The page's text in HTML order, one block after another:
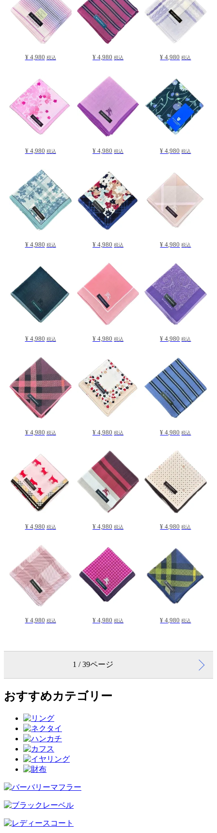
¥ 4,980 税込 ¥ 4,980 税込 ¥ 4,980 税込
¥ 4,980 税込 ¥ 4,980 税込 ¥ 4,980 税込
¥ 4,980 税込 ¥ 4,980 税込 ¥ 4,980 税込
¥ 4,980 税込 ¥ 4,980 税込 ¥ 4,980 税込
¥ 4,980 税込 ¥ 4,980 税込 ¥ 4,980 税込
¥ 4,980 税込 ¥ 4,980 税込 ¥ 4,980 税込
¥ 4,980 税込 ¥ 4,980 税込 ¥ 4,980 税込
1 / 39ページ
おすすめカテゴリー